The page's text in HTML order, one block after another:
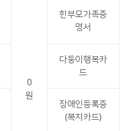
0
원
한부모가족증
명서
다둥이행복카
드
장애인등록증
(복지카드)